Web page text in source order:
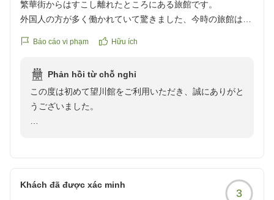
また、お部屋からの飛騨川や高山本線、日本庭園の景色
をお楽しみいただき、「良い思い出になりました」との
この度はお忙しい中、望川館のために口コミをご投稿い
ただき誠にありがとうございました。
またのお越しを心よりお待ち申し上げております。
繁華街からはすこし離れたところにある旅館です。
外国人の方が多く働かれていて驚きました、今時の旅館はど
すこし戸惑いながらも客室は清掃が行き届いており綺麗でし
予約した際の部屋よりグレードアップしていただけたのか広
いお部屋で眺めも良いところでした。
温泉も特段気になる点もなく、問題なく利用しました。
晩ごはん、朝ごはん共に量も質も普通でした。お米が美味し
全体的に古びた施設ですが清掃がしっかりされてるので不快
Báo cáo vi phạm Hữu ích
Phản hồi từ chỗ nghỉ
この度は初めて望川館をご利用いただき、誠にありがと
うございました。
朝夕のお食事では特にお米を美味しくお召し上がりいた
Khách đã được xác minh
3